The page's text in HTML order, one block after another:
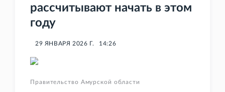
рассчитывают начать в этом
году
29 ЯНВАРЯ 2026 Г. 14:26
Правительство Амурской области